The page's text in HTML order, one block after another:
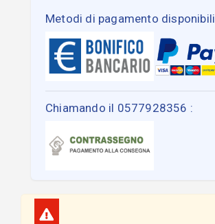
Metodi di pagamento disponibili
Chiamando il 0577928356 :